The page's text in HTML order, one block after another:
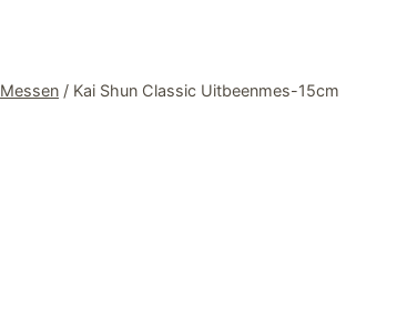
Messen / Kai Shun Classic Uitbeenmes-15cm